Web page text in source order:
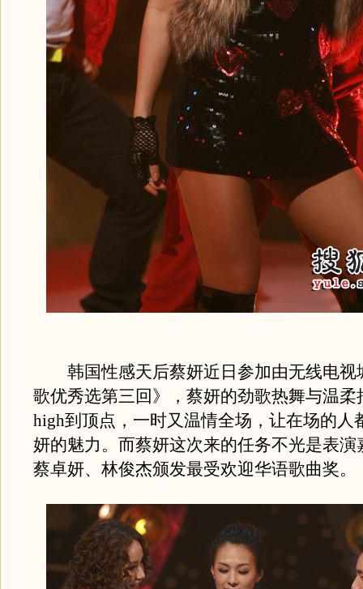
韩国性感天后蔡妍近日参加由无线电视
歌优秀选第三回》，蔡妍的劲歌热舞与温柔
high到顶点，一时又温情全场，让在场的人
妍的魅力。而蔡妍这次来的任务不光是表演
蔡卓妍、林俊杰颁发最受欢迎华语歌曲奖。